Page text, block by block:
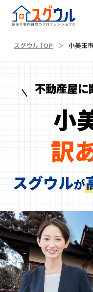
スグウルTOP 小美玉
不動産屋に
小
訳
スグウルが